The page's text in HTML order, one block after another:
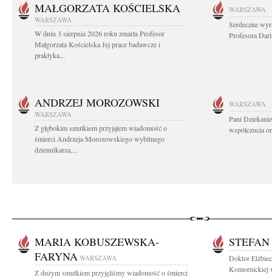
MAŁGORZATA KOŚCIELSKA
WARSZAWA
W dniu 3 sierpnia 2026 roku zmarła Profesor
Małgorzata Kościelska Jej prace badawcze i
praktyka...
WARSZAWA
Serdeczne
Profesora
ANDRZEJ MOROZOWSKI
WARSZAWA
Z głębokim smutkiem przyjąłem wiadomość o
śmierci Andrzeja Morozowskiego wybitnego
dziennikarza,...
WARSZAWA
Pani
współczucia
MARIA KOBUSZEWSKA-
FARYNA WARSZAWA
Z dużym smutkiem przyjęliśmy wiadomość o śmierci
Doktor
Komornickiej